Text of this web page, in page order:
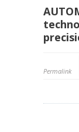
Permalink